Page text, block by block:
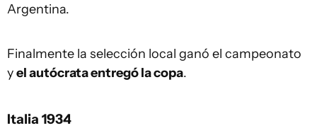
Argentina.
Finalmente la selección local ganó el campeonato
yel autócrata entregó la copa.
Italia 1934